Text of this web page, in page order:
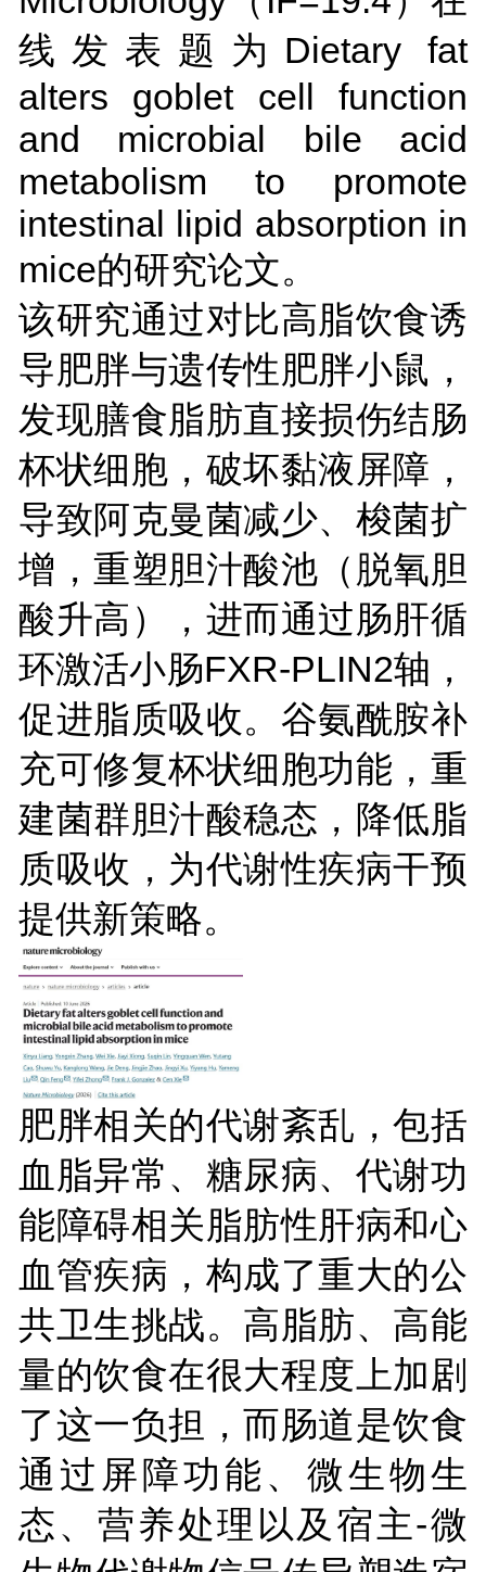
线发表题为Dietary fat
alters goblet cell function
and microbial bile acid
metabolism to promote
intestinal lipid absorption in
mice的研究论文。
该研究通过对比高脂饮食诱
导肥胖与遗传性肥胖小鼠，
发现膳食脂肪直接损伤结肠
杯状细胞，破坏黏液屏障，
导致阿克曼菌减少、梭菌扩
增，重塑胆汁酸池（脱氧胆
酸升高），进而通过肠肝循
环激活小肠FXR-PLIN2轴，
促进脂质吸收。谷氨酰胺补
充可修复杯状细胞功能，重
建菌群胆汁酸稳态，降低脂
质吸收，为代谢性疾病干预
提供新策略。
肥胖相关的代谢紊乱，包括
血脂异常、糖尿病、代谢功
能障碍相关脂肪性肝病和心
血管疾病，构成了重大的公
共卫生挑战。高脂肪、高能
量的饮食在很大程度上加剧
了这一负担，而肠道是饮食
通过屏障功能、微生物生
态、营养处理以及宿主-微